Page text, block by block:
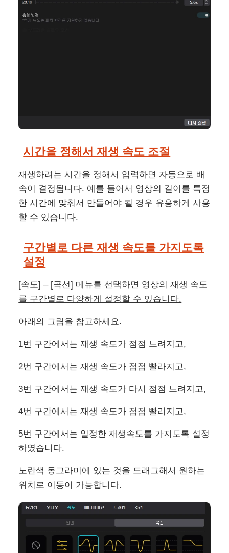
시간을 정해서 재생 속도 조절
재생하려는 시간을 정해서 입력하면 자동으로 배
속이 결정됩니다. 예를 들어서 영상의 길이를 특정
한 시간에 맞춰서 만들어야 될 경우 유용하게 사용
할 수 있습니다.
구간별로 다른 재생 속도를 가지도록
설정
[속도] – [곡선] 메뉴를 선택하면 영상의 재생 속도
를 구간별로 다양하게 설정할 수 있습니다.
아래의 그림을 참고하세요.
1번 구간에서는 재생 속도가 점점 느려지고,
2번 구간에서는 재생 속도가 점점 빨라지고,
3번 구간에서는 재생 속도가 다시 점점 느려지고,
4번 구간에서는 재생 속도가 점점 빨리지고,
5번 구간에서는 일정한 재생속도를 가지도록 설정
하였습니다.
노란색 동그라미에 있는 것을 드래그해서 원하는
위치로 이동이 가능합니다.